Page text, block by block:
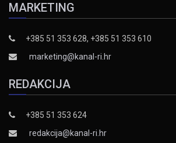
MARKETING
+385 51 353 628, +385 51 353 610
marketing@kanal-ri.hr
REDAKCIJA
+385 51 353 624
redakcija@kanal-ri.hr